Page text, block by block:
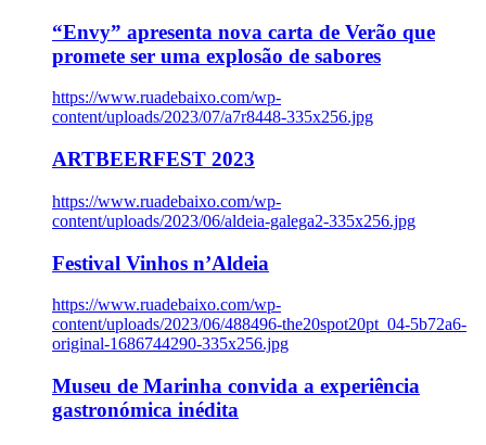
“Envy” apresenta nova carta de Verão que
promete ser uma explosão de sabores
https://www.ruadebaixo.com/wp-
content/uploads/2023/07/a7r8448-335x256.jpg
ARTBEERFEST 2023
https://www.ruadebaixo.com/wp-
content/uploads/2023/06/aldeia-galega2-335x256.jpg
Festival Vinhos n’Aldeia
https://www.ruadebaixo.com/wp-
content/uploads/2023/06/488496-the20spot20pt_04-5b72a6-
original-1686744290-335x256.jpg
Museu de Marinha convida a experiência
gastronómica inédita